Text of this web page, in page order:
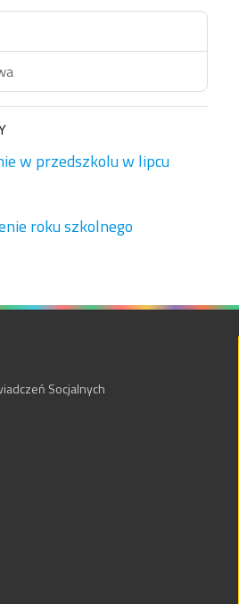
w przedszkolu w lipcu
roku szkolnego
Socjalnych